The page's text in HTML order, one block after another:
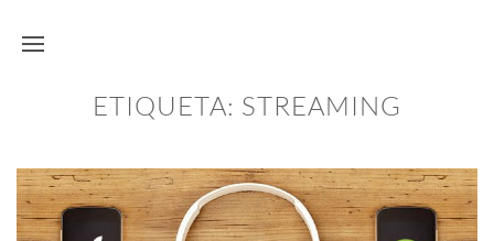
ETIQUETA: STREAMING